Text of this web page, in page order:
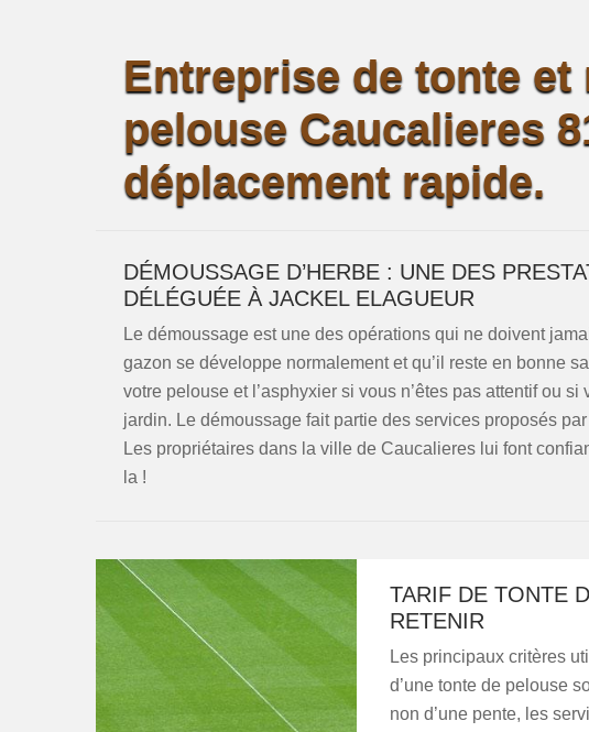
Entreprise de tonte et
pelouse Caucalieres
déplacement rapide.
DÉMOUSSAGE D’HERBE : UNE DES
DÉLÉGUÉE À JACKEL ELAGUEUR
Le démoussage est une des opérations qui ne doivent
gazon se développe normalement et qu’il reste en bonne
votre pelouse et l’asphyxier si vous n’êtes pas attentif ou
jardin. Le démoussage fait partie des services proposés
Les propriétaires dans la ville de Caucalieres lui font
la !
TARIF DE TONTE
RETENIR
Les principaux critères
d’une tonte de pelouse
non d’une pente, les